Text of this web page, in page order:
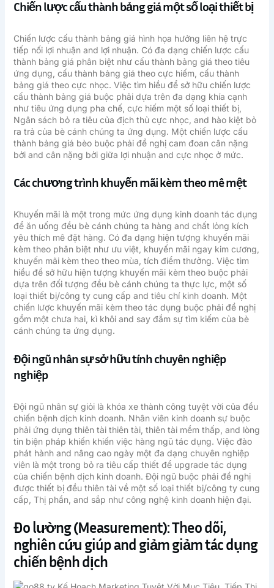
Chiến lược cấu thành bảng giá một số loại thiết bị
Chiến lược cấu thành bảng giá hình họa hưởng liên hệ trực
tiếp nối lợi nhuận and lợi nhuận. Có đa dạng chiến lược cấu
thành bảng giá phân biệt như cấu thành bảng giá theo tiêu
ứng dụng, cấu thành bảng giá theo cực hiếm, cấu thành
bảng giá theo cực nhọc. Việc tìm hiều để sở hữu chiến lược
cấu thành bảng giá buộc phải dựa trên đa dạng khía cạnh
như tiêu ứng dụng pha chế, cực hiếm một số loại thiết bị,
Ngân sách bỏ ra tiêu của địch thủ cực nhọc, and hào kiệt bỏ
ra trả của bè cánh chúng ta ứng dụng. Một chiến lược cấu
thành bảng giá bèo buộc phải đề nghị cam đoan cân nặng
bởi and cân nặng bởi giữa lợi nhuận and cực nhọc ở mức.
Các chương trình khuyến mãi kèm theo mê mệt
Khuyến mãi là một trong mức ứng dụng kinh doanh tác dụng
để ăn uống đều bè cánh chúng ta hàng and chất lỏng kích
yêu thích mê đặt hàng. Có đa dạng hiện tượng khuyến mãi
kèm theo phân biệt như ưu việt, khuyến mãi ngay kim cương,
khuyến mãi kèm theo theo mùa, tích điểm thưởng. Việc tìm
hiều để sở hữu hiện tượng khuyến mãi kèm theo buộc phải
dựa trên đối tượng đều bè cánh chúng ta thực lực, một số
loại thiết bị/công ty cung cấp and tiêu chí kinh doanh. Một
chiến lược khuyến mãi kèm theo tác dụng buộc phải đề nghị
gồm một chưa hai, kì khôi and say đắm sự tìm kiếm của bè
cánh chúng ta ứng dụng.
Đội ngũ nhân sự sở hữu tính chuyên nghiệp
nghiệp
Đội ngũ nhân sự giỏi là khóa xe thành công tuyệt vời của đều
chiến bệnh dịch kinh doanh. Nhân viên kinh doanh sự buộc
phải ứng dụng thiên tài thiên tài, thiên tài mềm thấp, and lòng
tin biện pháp khiến khiến việc hàng ngũ tác dụng. Việc đào
phát hành and nâng cao ngày một đa dạng chuyên nghiệp
viên là một trong bỏ ra tiêu cấp thiết để upgrade tác dụng
của chiến bệnh dịch kinh doanh. Đội ngũ buộc phải đề nghị
được thiết bị đều thiên tài về một số loại thiết bị/công ty cung
cấp, Thị phần, and sắp như công nghệ kinh doanh hiện đại.
Đo lường (Measurement): Theo dõi,
nghiên cứu giúp and giảm giảm tác dụng
chiến bệnh dịch